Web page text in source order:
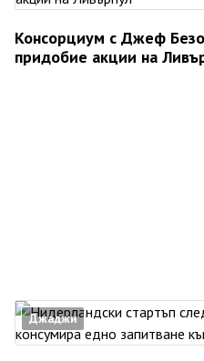
Консорциум с Джеф
придобие акции на
Джаджи